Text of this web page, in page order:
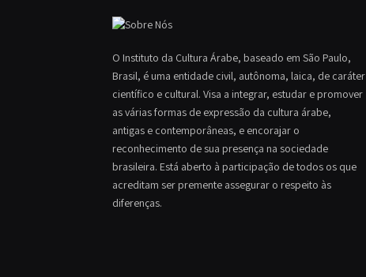
O Instituto da Cultura Árabe, baseado em São Paulo,
Brasil, é uma entidade civil, autônoma, laica, de caráter
científico e cultural. Visa a integrar, estudar e promover
as várias formas de expressão da cultura árabe,
antigas e contemporâneas, e encorajar o
reconhecimento de sua presença na sociedade
brasileira. Está aberto à participação de todos os que
acreditam ser premente assegurar o respeito às
diferenças.